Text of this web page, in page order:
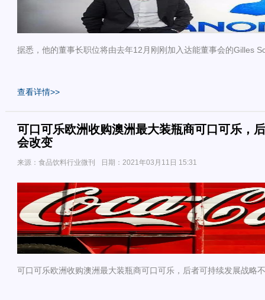
据悉，他的董事长职位将由去年12月刚刚加入达能董事会的Gilles
查看详情>>
可口可乐欧洲收购澳洲最大装瓶商可口可乐，
会改变
来源：食品饮料行业微刊 日期：2021年03月11日 15:31
可口可乐欧洲收购澳洲最大装瓶商可口可乐，后者可持续发展战略